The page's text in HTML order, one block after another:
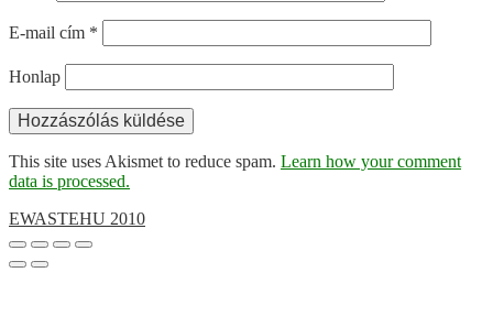
E-mail cím *
Honlap
This site uses Akismet to reduce spam. Learn how your comment
data is processed.
EWASTEHU 2010